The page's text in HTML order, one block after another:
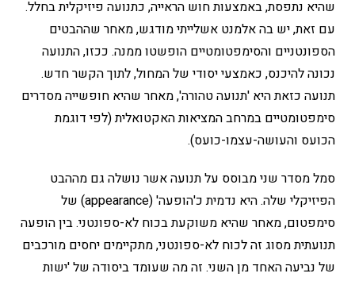
שהיא נתפסת, באמצעות חוש הראייה, כתנועה פיזיקלית בחלל.
עם זאת, יש בה אלמנט אשלייתי מודגש, מאחר שההבטים
הספונטניים והסימפטומטיים הופשטו ממנה. ככזו, התנועה
נכונה להיכנס, כאמצעי יסודי של המחול, לתוך הקשר חדש.
תנועה כזאת היא 'תנועה טהורה', מאחר שהיא חופשייה מסדרים
סימפטומטיים במרחב המציאות האקטואלית (לפי דוגמת
הכועס והעושה-עצמו-כועס).
סמל מסדר שני מבוסס על תנועה אשר נושלה גם מההבט
הפיזיקלי שלה. היא נדמית כ'הופעה' (appearance) של
סימפטום, מאחר שהיא משוקעת בכוח לא-ספונטני. בין הופעה
תנועתית מסוג זה לכוח לא-ספונטני, מתקיימים יחסים מורכבים
של נביעה האחד מן השני. זה מה שעומד ביסודה של 'ישות